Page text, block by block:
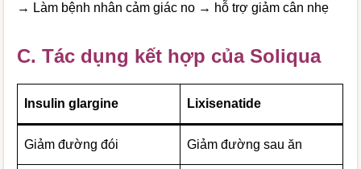
→ Làm bệnh nhân cảm giác no → hỗ trợ giảm cân nhẹ
C. Tác dụng kết hợp của Soliqua
Insulin glargine Lixisenatide
Giảm đường đói Giảm đường sau ăn